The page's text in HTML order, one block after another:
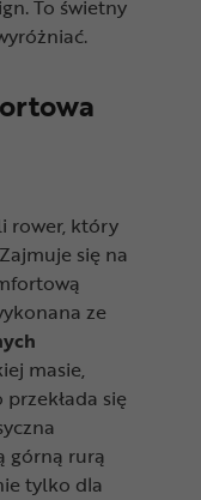
To świetny
rower, który
się na
ze
masie,
się
górną rurą
tylko dla